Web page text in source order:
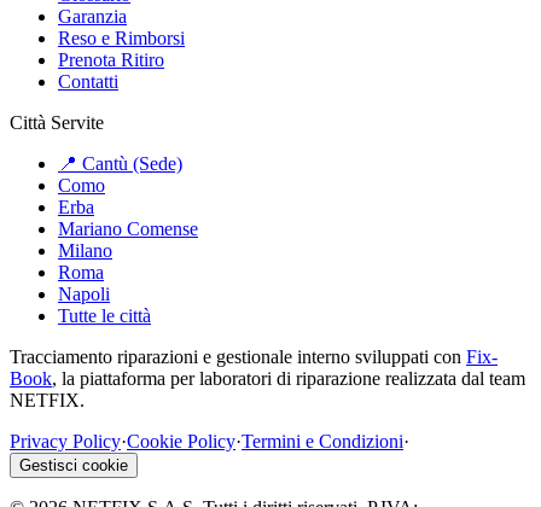
Garanzia
Reso e Rimborsi
Prenota Ritiro
Contatti
Città Servite
📍 Cantù (Sede)
Como
Erba
Mariano Comense
Milano
Roma
Napoli
Tutte le città
Tracciamento riparazioni e gestionale interno sviluppati con Fix-
Book, la piattaforma per laboratori di riparazione realizzata dal team
NETFIX.
Privacy Policy·Cookie Policy·Termini e Condizioni·
Gestisci cookie